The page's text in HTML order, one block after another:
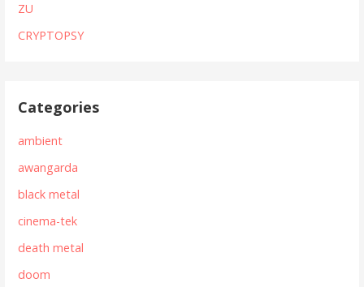
ZU
CRYPTOPSY
Categories
ambient
awangarda
black metal
cinema-tek
death metal
doom